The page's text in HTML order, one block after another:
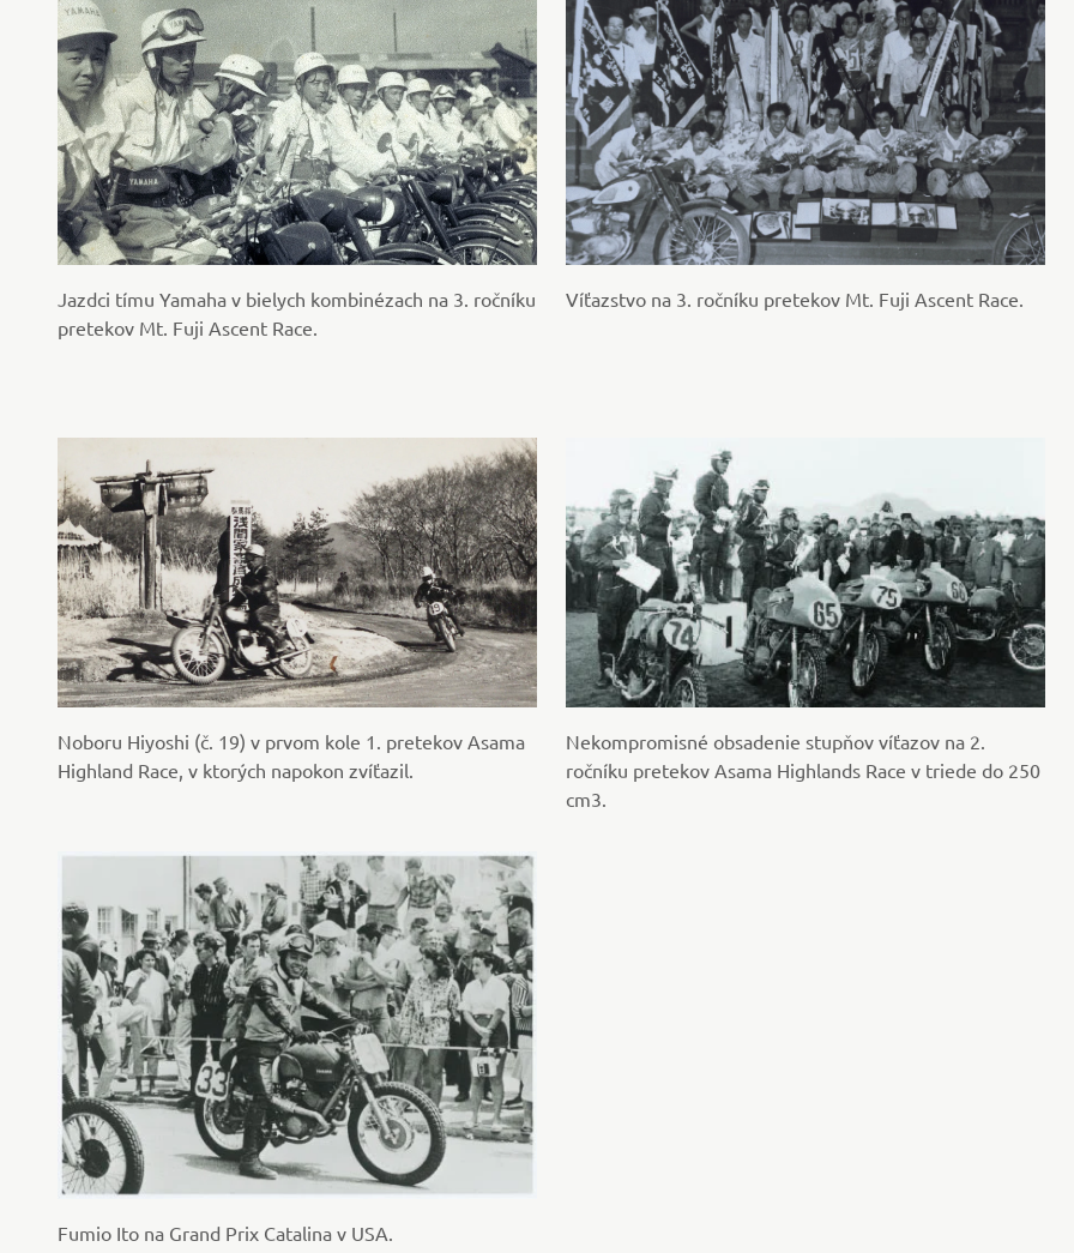
Jazdci tímu Yamaha v bielych kombinézach na 3. ročníku
pretekov Mt. Fuji Ascent Race.
Víťazstvo na 3. ročníku pretekov Mt. Fuji Ascent Race.
Noboru Hiyoshi (č. 19) v prvom kole 1. pretekov Asama
Highland Race, v ktorých napokon zvíťazil.
Nekompromisné obsadenie stupňov víťazov na 2.
ročníku pretekov Asama Highlands Race v triede do 250
cm3.
Fumio Ito na Grand Prix Catalina v USA.